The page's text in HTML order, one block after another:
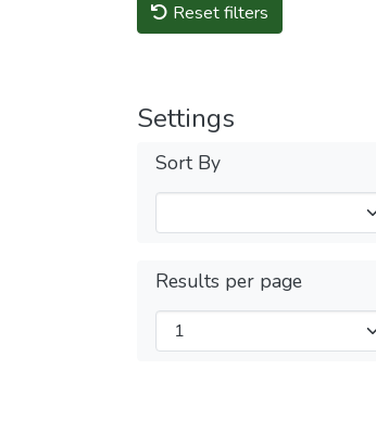
Reset filters
Settings
Sort By
Results per page